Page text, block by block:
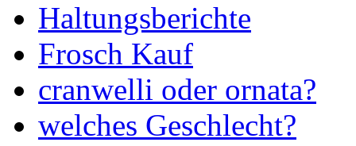
Haltungsberichte
Frosch Kauf
cranwelli oder ornata?
welches Geschlecht?